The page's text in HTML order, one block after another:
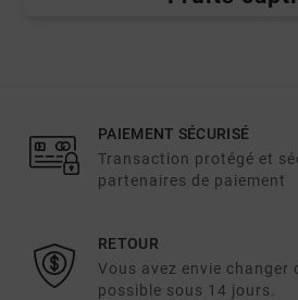
PAIEMENT SÉCURISÉ
Transaction protégé et
partenaires de paiement
RETOUR
Vous avez envie changer
possible sous 14 jours.